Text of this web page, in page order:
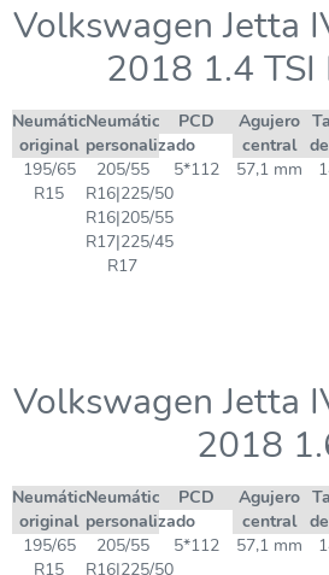
Volkswagen Jetta
2018 1.4 TSI
Neumático
original
Neumático
personalizado
PCD
Agujero
central
195/65
R15
205/55
R16|225/50
R16|205/55
R17|225/45
R17
5*112 57,1 mm
Volkswagen Jetta
2018
Neumático
original
Neumático
personalizado
PCD
Agujero
central
195/65
R15
205/55
R16|225/50
5*112 57,1 mm